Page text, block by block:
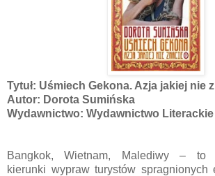
Tytuł: Uśmiech Gekona. Azja jakiej nie
Autor: Dorota Sumińska
Wydawnictwo: Wydawnictwo Literackie
Bangkok, Wietnam, Malediwy – to
kierunki wypraw turystów spragnionych